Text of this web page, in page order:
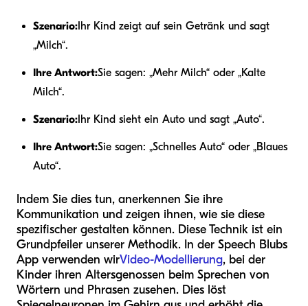
Szenario: Ihr Kind zeigt auf sein Getränk und sagt
„Milch“.
Ihre Antwort:Sie sagen: „Mehr Milch“ oder „Kalte
Milch“.
Szenario: Ihr Kind sieht ein Auto und sagt „Auto“.
Ihre Antwort:Sie sagen: „Schnelles Auto“ oder „Blaues
Auto“.
Indem Sie dies tun, anerkennen Sie ihre
Kommunikation und zeigen ihnen, wie sie diese
spezifischer gestalten können. Diese Technik ist ein
Grundpfeiler unserer Methodik. In der Speech Blubs
App verwenden wirVideo-Modellierung, bei der
Kinder ihren Altersgenossen beim Sprechen von
Wörtern und Phrasen zusehen. Dies löst